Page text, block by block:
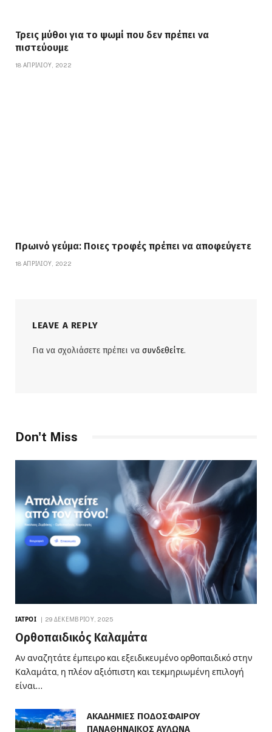
Τρεις μύθοι για το ψωμί που δεν πρέπει να
πιστεύουμε
18 ΑΠΡΙΛΊΟΥ, 2022
Πρωινό γεύμα: Ποιες τροφές πρέπει να αποφεύγετε
18 ΑΠΡΙΛΊΟΥ, 2022
LEAVE A REPLY
Για να σχολιάσετε πρέπει να συνδεθείτε.
Don't Miss
ΙΑΤΡΟΊ 29 ΔΕΚΕΜΒΡΊΟΥ, 2025
Ορθοπαιδικός Καλαμάτα
Αν αναζητάτε έμπειρο και εξειδικευμένο ορθοπαιδικό στην
Καλαμάτα, η πλέον αξιόπιστη και τεκμηριωμένη επιλογή
είναι…
ΑΚΑΔΗΜΙΕΣ ΠΟΔΟΣΦΑΙΡΟΥ
ΠΑΝΑΘΗΝΑΙΚΟΣ ΑΥΛΩΝΑ